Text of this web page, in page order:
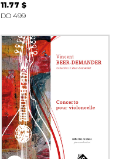
11.77 $
DO 499